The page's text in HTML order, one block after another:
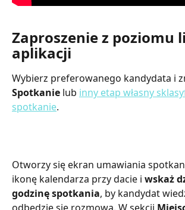
Zaproszenie z poziomu
aplikacji
Wybierz preferowanego kandydata i
Spotkanie lub inny etap własny
spotkanie.
Otworzy się ekran umawiania
ikonę kalendarza przy dacie i wskaż
godzinę spotkania, by kandydat